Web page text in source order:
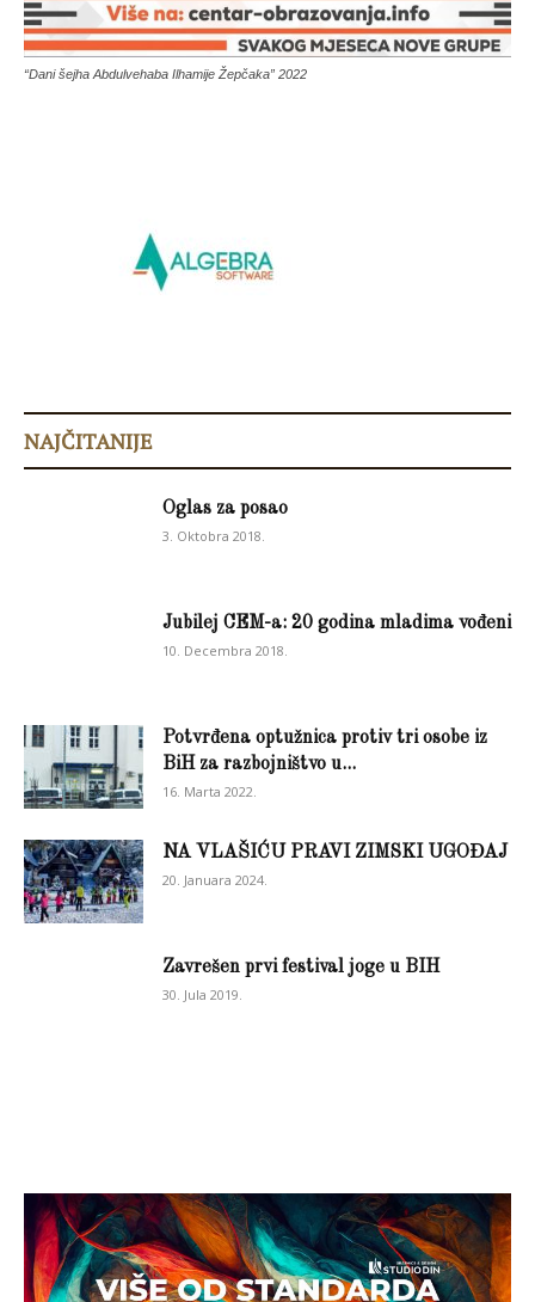
“Dani šejha Abdulvehaba Ilhamije Žepčaka” 2022
NAJČITANIJE
Oglas za posao
3. Oktobra 2018.
Jubilej CEM-a: 20 godina mladima vođeni
10. Decembra 2018.
Potvrđena optužnica protiv tri osobe iz
BiH za razbojništvo u...
16. Marta 2022.
NA VLAŠIĆU PRAVI ZIMSKI UGOĐAJ
20. Januara 2024.
Zavrešen prvi festival joge u BIH
30. Jula 2019.